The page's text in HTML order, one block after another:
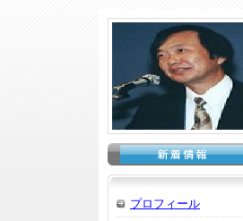
プロフィール